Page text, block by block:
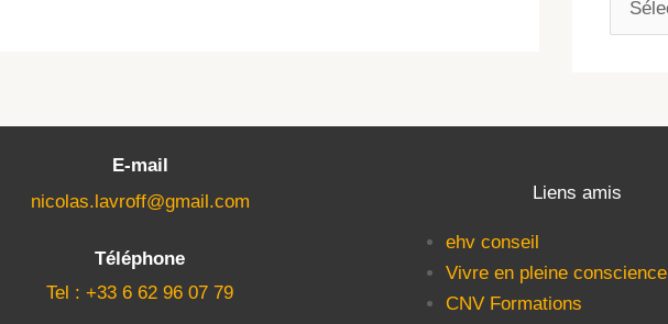
E-mail
nicolas.lavroff@gmail.com
Téléphone
Tel : +33 6 62 96 07 79
Liens amis
ehv conseil
Vivre en pleine conscience
CNV Formations